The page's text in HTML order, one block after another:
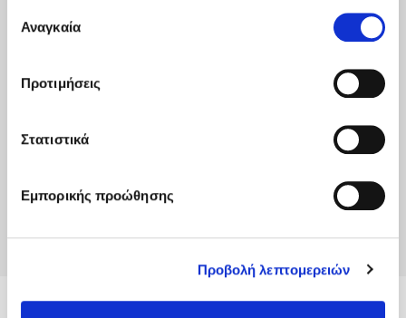
«ΔΕΝ ΑΠΟΔΕΧΟΜΑΙ». Eνημερωθείτε για την
Πολιτική
και τους διαφορετικούς τύπους cookies, καθώς
και τροποποιήστε τις προτιμήσεις σας (εκτός από τα
τεχνικώς απαραίτητα) επιλέγοντας τις επιθυμητές
συγκατάθεσης
Αναγκαία
Προτιμήσεις
Στατιστικά
Εμπορικής προώθησης
Προβολή λεπτομερειών